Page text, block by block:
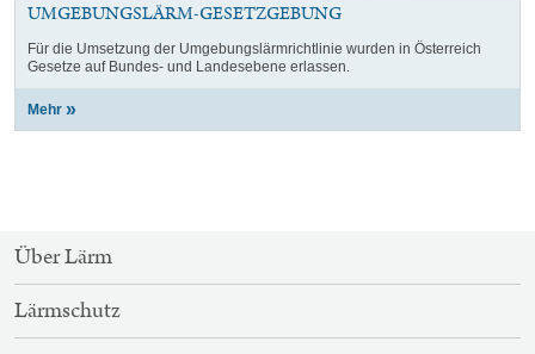
UMGEBUNGSLÄRM-GESETZGEBUNG
Für die Umsetzung der Umgebungslärmrichtlinie wurden in Österreich
Gesetze auf Bundes- und Landesebene erlassen.
Mehr
SITEMAP-
NAVIGATION
Über Lärm
Lärmschutz